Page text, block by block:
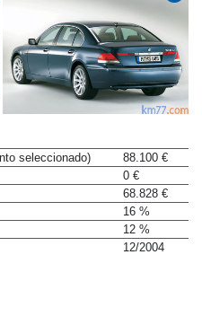
seleccionado)
88.100 €
0 €
68.828 €
16 %
12 %
12/2004